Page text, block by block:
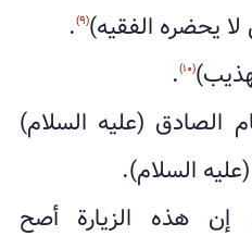
يحضره الفقيه)(٩) .
(١٠)
.
الصادق (عليه السلام)
السلام).
إن هذه الزيارة أصح